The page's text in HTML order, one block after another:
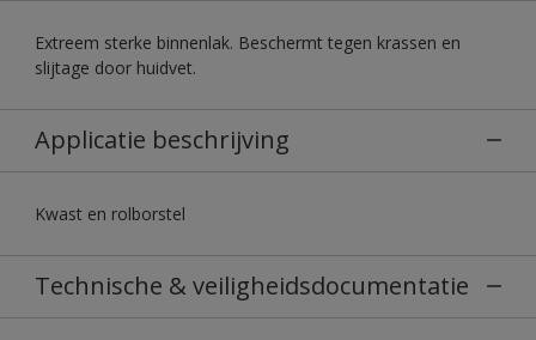
Extreem sterke binnenlak. Beschermt tegen krassen en
slijtage door huidvet.
Applicatie beschrijving
Kwast en rolborstel
Technische & veiligheidsdocumentatie